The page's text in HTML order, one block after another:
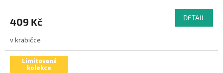
409 Kč DETAIL
v krabičce
Limitovaná
kolekce